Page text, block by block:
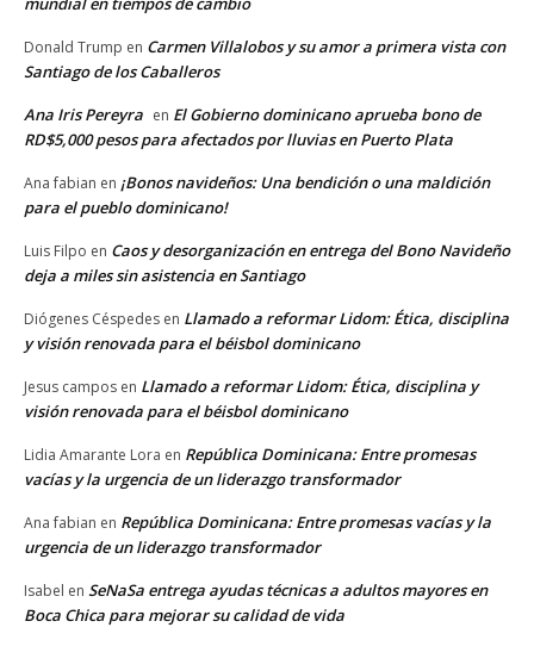
Donald Trump en Carmen Villalobos y su amor a primera vista con
Santiago de los Caballeros
Ana Iris Pereyra en El Gobierno dominicano aprueba bono de
RD$5,000 pesos para afectados por lluvias en Puerto Plata
Ana fabian en ¡Bonos navideños: Una bendición o una maldición
para el pueblo dominicano!
Luis Filpo en Caos y desorganización en entrega del Bono Navideño
deja a miles sin asistencia en Santiago
Diógenes Céspedes en Llamado a reformar Lidom: Ética, disciplina
y visión renovada para el béisbol dominicano
Jesus campos en Llamado a reformar Lidom: Ética, disciplina y
visión renovada para el béisbol dominicano
Lidia Amarante Lora en República Dominicana: Entre promesas
vacías y la urgencia de un liderazgo transformador
Ana fabian en República Dominicana: Entre promesas vacías y la
urgencia de un liderazgo transformador
Isabel en SeNaSa entrega ayudas técnicas a adultos mayores en
Boca Chica para mejorar su calidad de vida